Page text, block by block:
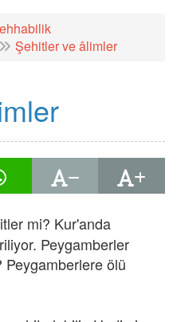
Şehitler ve âlimler
mi? Kur'anda
Peygamberler
ölü